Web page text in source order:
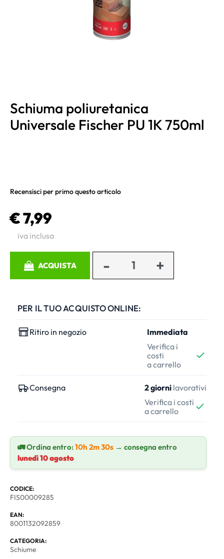
Schiuma poliuretanica
Universale Fischer PU 1K 750ml
Recensisci per primo questo articolo
€ 7,99
iva inclusa
ACQUISTA
PER IL TUO ACQUISTO ONLINE:
Ritiro in negozio
Immediata
Verifica i
costi
a carrello
Consegna 2 giorni lavorativi
Verifica i costi
a carrello
🚛 Ordina entro:10h 2m 30s → consegna entro
lunedì 10 agosto
CODICE:
FIS00009285
EAN:
8001132092859
CATEGORIA:
Schiume